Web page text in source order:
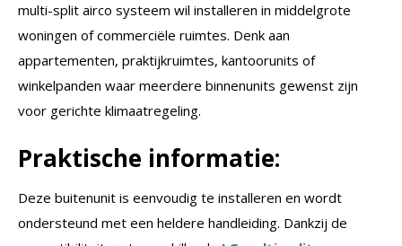
multi-split airco systeem wil installeren in middelgrote
woningen of commerciële ruimtes. Denk aan
appartementen, praktijkruimtes, kantoorunits of
winkelpanden waar meerdere binnenunits gewenst zijn
voor gerichte klimaatregeling.
Praktische informatie:
Deze buitenunit is eenvoudig te installeren en wordt
ondersteund met een heldere handleiding. Dankzij de